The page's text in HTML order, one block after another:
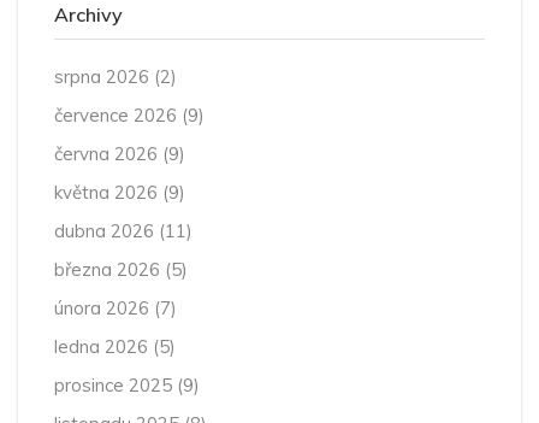
Archivy
srpna 2026 (2)
července 2026 (9)
června 2026 (9)
května 2026 (9)
dubna 2026 (11)
března 2026 (5)
února 2026 (7)
ledna 2026 (5)
prosince 2025 (9)